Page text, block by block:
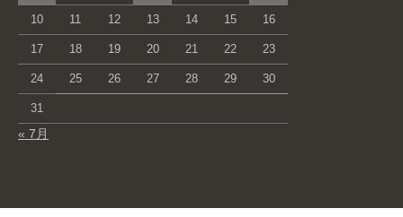
10 11 12 13 14 15 16
17 18 19 20 21 22 23
24 25 26 27 28 29 30
31
« 7月